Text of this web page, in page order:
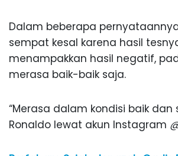
Dalam beberapa
sempat kesal karena hasil
menampakkan hasil negatif,
merasa baik-baik saja.
“Merasa dalam kondisi baik dan
Ronaldo lewat akun Instagram